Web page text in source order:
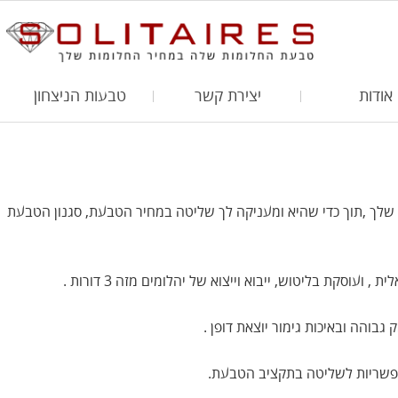
אודות יצירת קשר טבעות הניצחון
,תוך כדי שהיא ומעניקה לך שליטה במחיר הטבעת, סגנון הטבעת
ובאיכות גימור יוצאת דופן .
אפשריות לשליטה בתקציב הטבעת.